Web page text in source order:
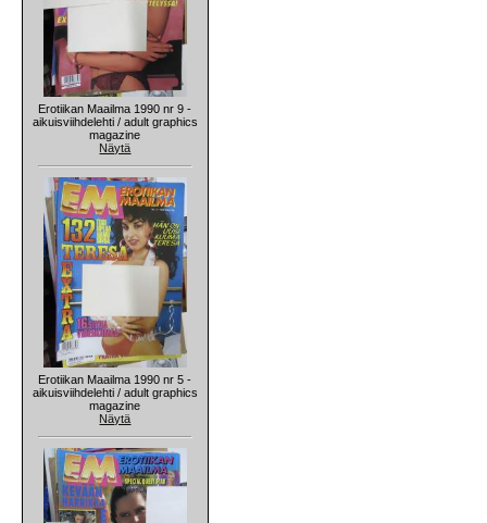
Erotiikan Maailma 1990 nr 9 -
aikuisviihdelehti / adult graphics
magazine
Näytä
Erotiikan Maailma 1990 nr 5 -
aikuisviihdelehti / adult graphics
magazine
Näytä